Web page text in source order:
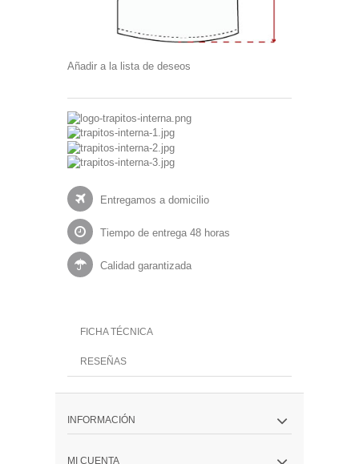
Añadir a la lista de deseos
Entregamos a domicilio
Tiempo de entrega 48 horas
Calidad garantizada
FICHA TÉCNICA
RESEÑAS
INFORMACIÓN
MI CUENTA